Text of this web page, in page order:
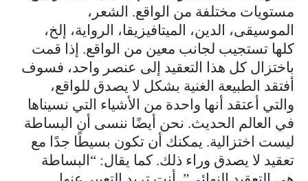
مستويات مختلفة من الواقع. الشعر،
الموسيقى، الدين، الميتافيزيقا، الرواية، إلخ،
كلها تستجيب لجانب معين من الواقع. إذا قمت
باختزال كل هذا التعقيد إلى عنصر واحد، فسوف
أفتقد الطبيعة الغنية بشكل لا يصدق للواقع،
والتي أعتقد أنها واحدة من الأشياء التي نسيناها
في العالم الحديث. نحن أيضًا ننسى أن البساطة
ليست اختزالية. يمكنك أن تكون بسيطًا جدًا مع
تعقيد لا يصدق وراء ذلك. كما يقال: “البساطة